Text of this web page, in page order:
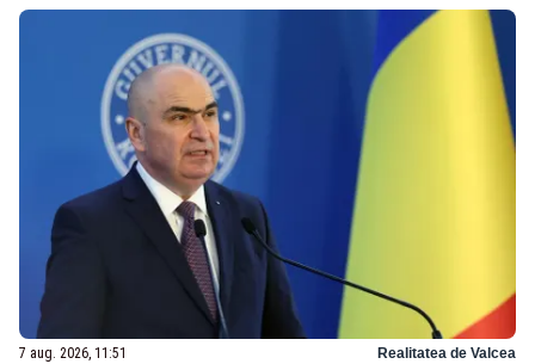
7 aug. 2026, 11:51 Realitatea de Valcea